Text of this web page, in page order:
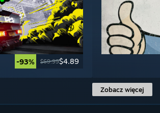
-93% $69.99$4.89
Zobacz więcej